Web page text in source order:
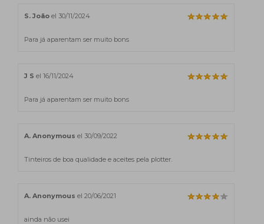
S. João el 30/11/2024
Para já aparentam ser muito bons
J S el 16/11/2024
Para já aparentam ser muito bons
A. Anonymous el 30/09/2022
Tinteiros de boa qualidade e aceites pela plotter.
A. Anonymous el 20/06/2021
ainda não usei